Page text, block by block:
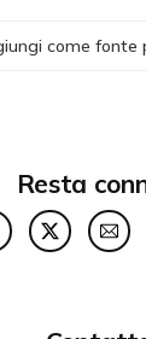
come fonte
Resta